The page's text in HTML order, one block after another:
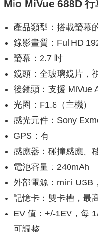
Mio MiVue 688D 行
產品類型：搭載螢幕
錄影畫質：FullHD
螢幕：2.7 吋
鏡頭：全玻璃鏡片，
後鏡頭：支援 MiVue
光圈：F1.8（主機）
感光元件：Sony
GPS：有
感應器：碰撞感應、
電池容量：240mAh
外部電源：mini USB
記憶卡：雙卡槽，最
EV 值：+/-1EV，每
可調整